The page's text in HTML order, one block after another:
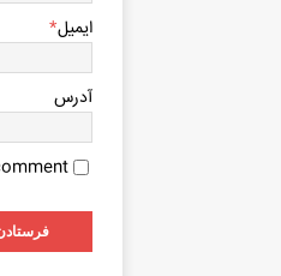
ایمیل*
آدرس